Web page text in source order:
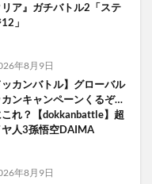
リア』ガチバトル2「ステ
」
年8月9日
ッカンバトル】グローバル
カンキャンペーンくるぞ…
れ？【dokkanbattle】超
人3孫悟空DAIMA
年8月9日